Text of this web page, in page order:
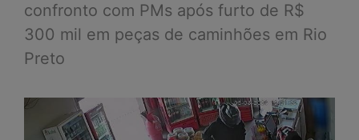
confronto com PMs após furto de R$
300 mil em peças de caminhões em Rio
Preto